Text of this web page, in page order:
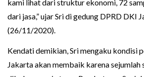
kami lihat dari struktur ekonomi, 72
dari jasa,” ujar Sri di gedung DPRD DKI
(26/11/2020).
Kendati demikian, Sri mengaku kondisi
Jakarta akan membaik karena